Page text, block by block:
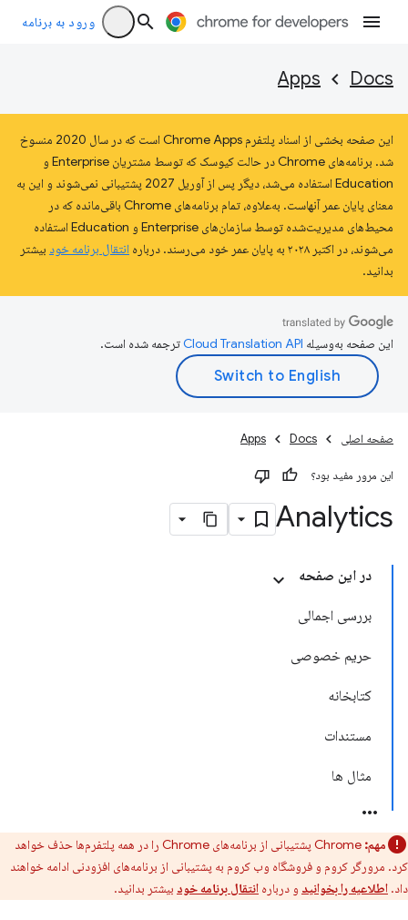
ورود به برنامه
Docs
Apps
این صفحه بخشی از اسناد پلتفرم Chrome Apps است که در سال 2020 منسوخ
شد. برنامه‌های Chrome در حالت کیوسک که توسط مشتریان Enterprise و
Education استفاده می‌شد، دیگر پس از آوریل 2027 پشتیبانی نمی‌شوند و این به
معنای پایان عمر آنهاست. به‌علاوه، تمام برنامه‌های Chrome باقی‌مانده که در
محیط‌های مدیریت‌شده توسط سازمان‌های Enterprise و Education استفاده
می‌شوند، در اکتبر ۲۰۲۸ به پایان عمر خود می‌رسند. درباره
انتقال برنامه خود بیشتر
بدانید.
این صفحه به‌وسیله ترجمه شده است.
صفحه اصلی Docs
Apps
این مرور مفید بود؟
Analytics
در این صفحه
بررسی اجمالی
حریم خصوصی
کتابخانه
مستندات
مثال ها
مهم:
Chrome پشتیبانی از برنامه‌های Chrome را در همه پلتفرم‌ها حذف خواهد
کرد. مرورگر کروم و فروشگاه وب کروم به پشتیبانی از برنامه‌های افزودنی ادامه خواهند
داد. اطلاعیه را بخوانید و درباره انتقال برنامه خود بیشتر بدانید.